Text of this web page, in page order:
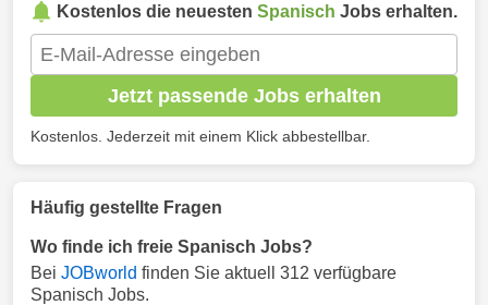
Kostenlos die neuesten Spanisch Jobs erhalten.
Jetzt passende Jobs erhalten
Kostenlos. Jederzeit mit einem Klick abbestellbar.
Häufig gestellte Fragen
Wo finde ich freie Spanisch Jobs?
Bei JOBworld finden Sie aktuell 312 verfügbare
Spanisch Jobs.